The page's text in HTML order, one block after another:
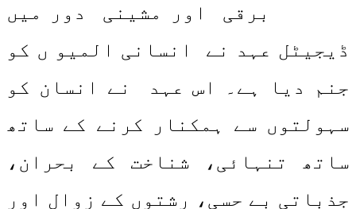
برقی اور مشینی دور میں
ڈیجیٹل عہد نے انسانی المیو ں کو
جنم دیا ہے۔ اس عہد نے انسان کو
سہولتوں سے ہمکنار کرنے کے ساتھ
ساتھ تنہائی، شناخت کے بحران،
جذباتی بے حسی، رشتوں کے زوال اور